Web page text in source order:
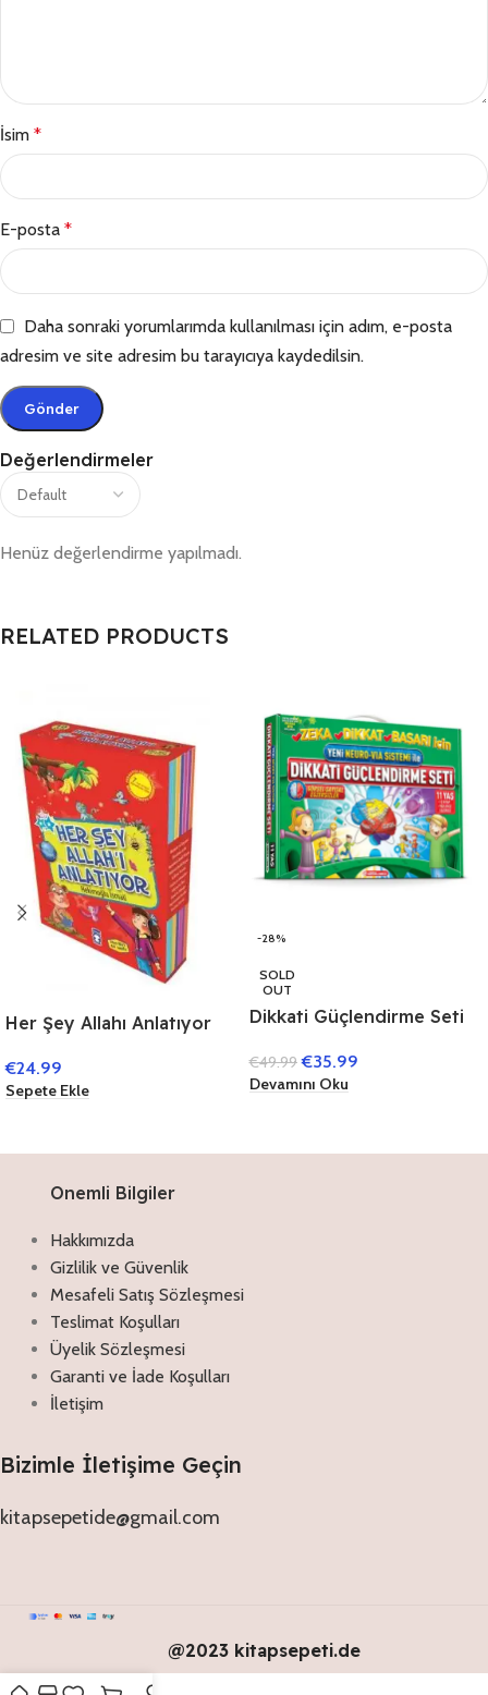
Değerlendirmeler
Henüz değerlendirme yapılmadı.
İsim *
E-posta *
Daha sonraki yorumlarımda kullanılması için adım, e-posta
adresim ve site adresim bu tarayıcıya kaydedilsin.
RELATED PRODUCTS
Her Şey Allahı Anlatıyor
€24.99
Sepete Ekle
-28%
SOLD
OUT
Dikkati Güçlendirme Seti
€49.99 €35.99
Devamını Oku
Onemli Bilgiler
Hakkımızda
Gizlilik ve Güvenlik
Mesafeli Satış Sözleşmesi
Teslimat Koşulları
Üyelik Sözleşmesi
Garanti ve İade Koşulları
İletişim
Bizimle İletişime Geçin
kitapsepetide@gmail.com
@2023 kitapsepeti.de